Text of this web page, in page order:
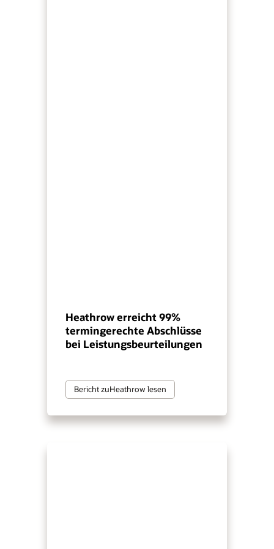
Heathrow erreicht 99%
termingerechte Abschlüsse
bei Leistungsbeurteilungen
Bericht zuHeathrow lesen